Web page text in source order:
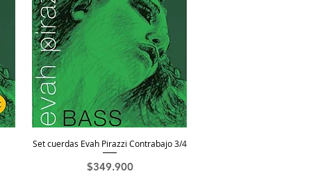
Vista rápida
Set cuerdas Evah Pirazzi Contrabajo 3/4
Precio
$349.900